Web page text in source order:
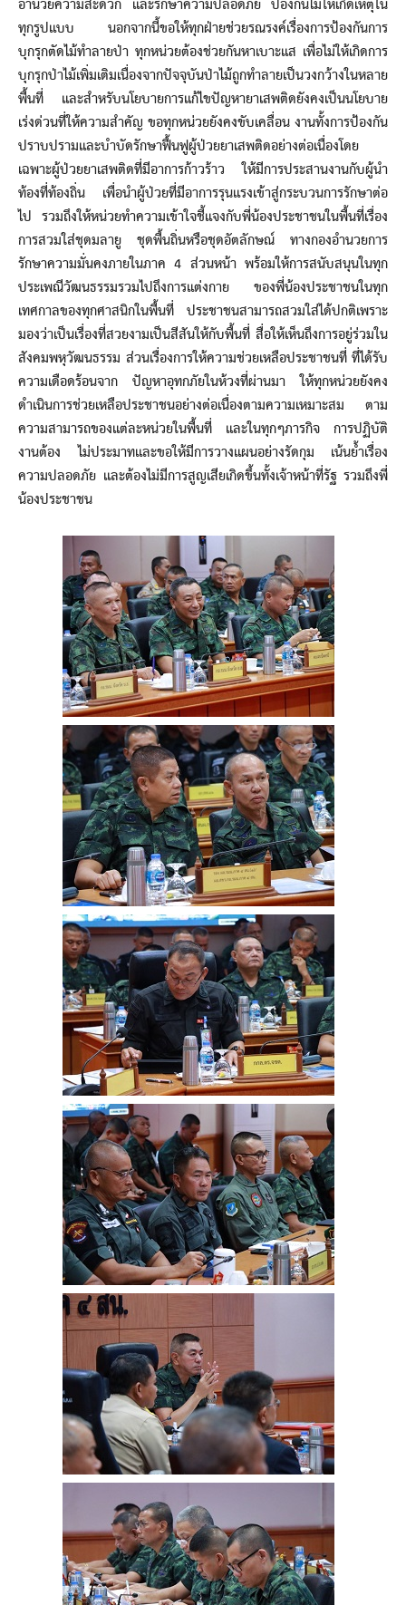
อำนวยความสะดวก และรักษาความปลอดภัย ป้องกันไม่ให้เกิดเหตุใน
ทุกรูปแบบ นอกจากนี้ขอให้ทุกฝ่ายช่วยรณรงค์เรื่องการป้องกันการ
บุกรุกตัดไม้ทำลายป่า ทุกหน่วยต้องช่วยกันหาเบาะแส เพื่อไม่ให้เกิดการ
บุกรุกป่าไม้เพิ่มเติมเนื่องจากปัจจุบันป่าไม้ถูกทำลายเป็นวงกว้างในหลาย
พื้นที่ และสำหรับนโยบายการแก้ไขปัญหายาเสพติดยังคงเป็นนโยบาย
เร่งด่วนที่ให้ความสำคัญ ขอทุกหน่วยยังคงขับเคลื่อน งานทั้งการป้องกัน
ปราบปรามและบำบัดรักษาฟื้นฟูผู้ป่วยยาเสพติดอย่างต่อเนื่องโดย
เฉพาะผู้ป่วยยาเสพติดที่มีอาการก้าวร้าว ให้มีการประสานงานกับผู้นำ
ท้องที่ท้องถิ่น เพื่อนำผู้ป่วยที่มีอาการรุนแรงเข้าสู่กระบวนการรักษาต่อ
ไป รวมถึงให้หน่วยทำความเข้าใจชี้แจงกับพี่น้องประชาชนในพื้นที่เรื่อง
การสวมใส่ชุดมลายู ชุดพื้นถิ่นหรือชุดอัตลักษณ์ ทางกองอำนวยการ
รักษาความมั่นคงภายในภาค 4 ส่วนหน้า พร้อมให้การสนับสนุนในทุก
ประเพณีวัฒนธรรมรวมไปถึงการแต่งกาย ของพี่น้องประชาชนในทุก
เทศกาลของทุกศาสนิกในพื้นที่ ประชาชนสามารถสวมใส่ได้ปกติเพราะ
มองว่าเป็นเรื่องที่สวยงามเป็นสีสันให้กับพื้นที่ สื่อให้เห็นถึงการอยู่ร่วมใน
สังคมพหุวัฒนธรรม ส่วนเรื่องการให้ความช่วยเหลือประชาชนที่ ที่ได้รับ
ความเดือดร้อนจาก ปัญหาอุทกภัยในห้วงที่ผ่านมา ให้ทุกหน่วยยังคง
ดำเนินการช่วยเหลือประชาชนอย่างต่อเนื่องตามความเหมาะสม ตาม
ความสามารถของแต่ละหน่วยในพื้นที่ และในทุกๆภารกิจ การปฏิบัติ
งานต้อง ไม่ประมาทและขอให้มีการวางแผนอย่างรัดกุม เน้นย้ำเรื่อง
ความปลอดภัย และต้องไม่มีการสูญเสียเกิดขึ้นทั้งเจ้าหน้าที่รัฐ รวมถึงพี่
น้องประชาชน